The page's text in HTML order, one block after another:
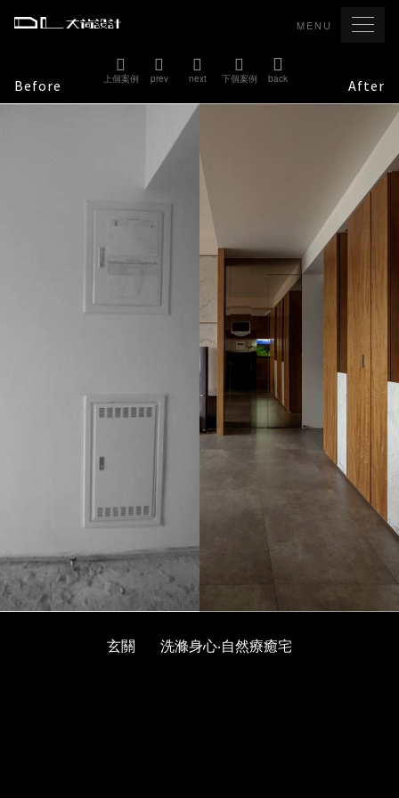
MENU
上個案例 prev next 下個案例 back
Before After
玄關 洗滌身心‧自然療癒宅